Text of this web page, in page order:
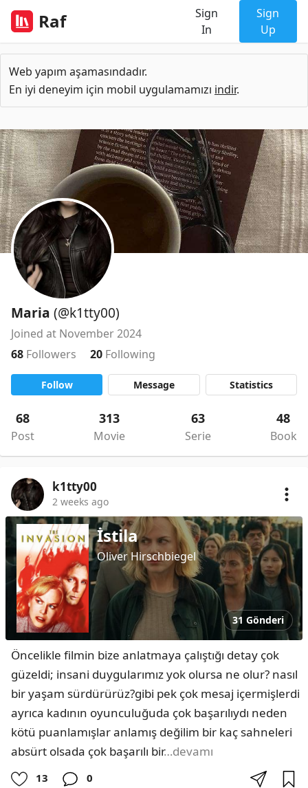
Raf
Sign
In
Sign
Up
Web yapım aşamasındadır.
En iyi deneyim için mobil uygulamamızı indir.
Maria (@k1tty00)
Joined at November 2024
68 Followers 20 Following
Follow Message Statistics
68
Post
313
Movie
63
Serie
48
Book
k1tty00
2 weeks ago
İstila
Oliver Hirschbiegel
31 Gönderi
Öncelikle filmin bize anlatmaya çalıştığı detay çok
güzeldi; insani duygularımız yok olursa ne olur? nasıl
bir yaşam sürdürürüz?gibi pek çok mesaj içermişlerdi
ayrıca kadının oyunculuğuda çok başarılıydı neden
kötü puanlamışlar anlamış değilim bir kaç sahneleri
absürt olsada çok başarılı bir…devamı
13 0